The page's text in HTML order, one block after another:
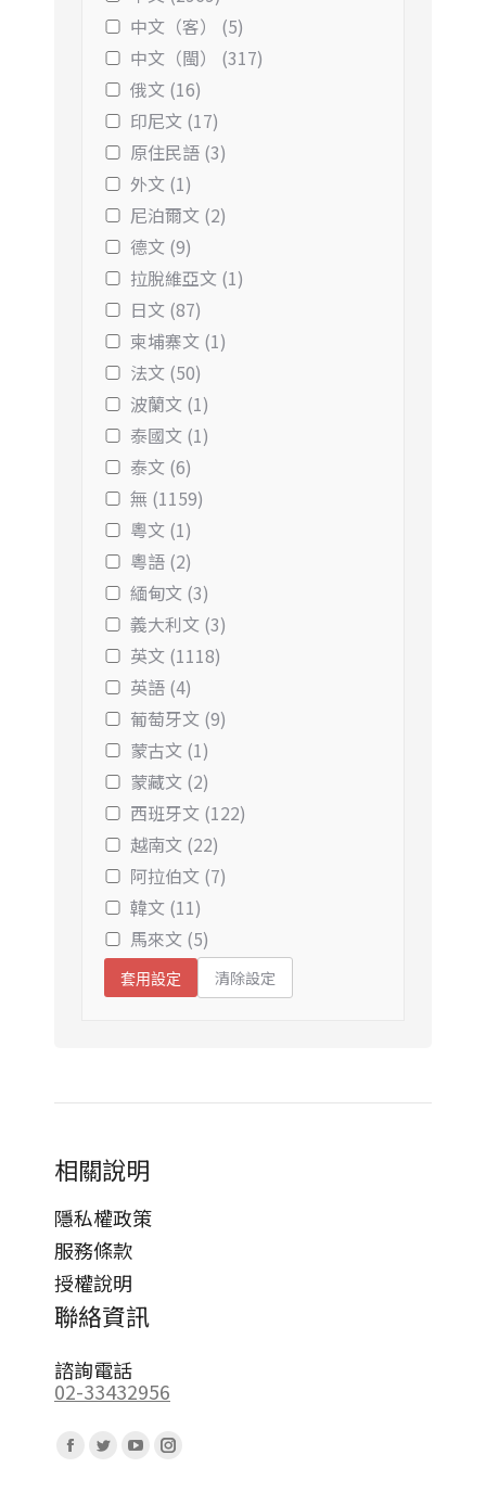
中文（客） (5)
中文（閩） (317)
俄文 (16)
印尼文 (17)
原住民語 (3)
外文 (1)
尼泊爾文 (2)
德文 (9)
拉脫維亞文 (1)
日文 (87)
柬埔寨文 (1)
法文 (50)
波蘭文 (1)
泰國文 (1)
泰文 (6)
無 (1159)
粵文 (1)
粵語 (2)
緬甸文 (3)
義大利文 (3)
英文 (1118)
英語 (4)
葡萄牙文 (9)
蒙古文 (1)
蒙藏文 (2)
西班牙文 (122)
越南文 (22)
阿拉伯文 (7)
韓文 (11)
馬來文 (5)
套用設定 清除設定
相關說明
隱私權政策
服務條款
授權說明
聯絡資訊
諮詢電話
02-33432956
Facebook
TwitterYouTubeInstagram